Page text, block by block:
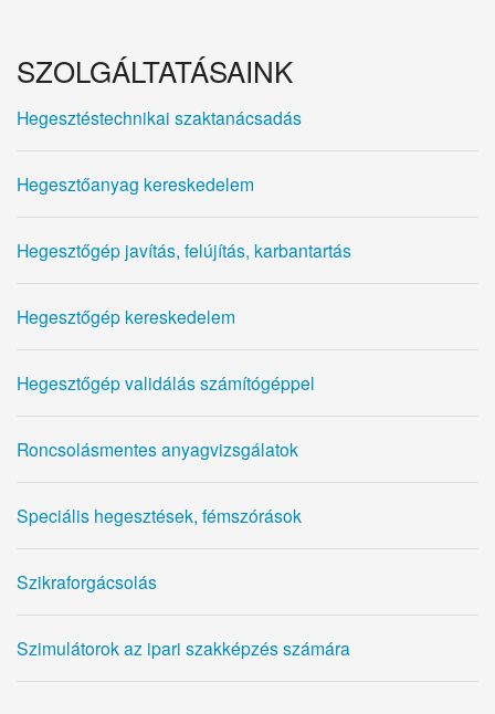
SZOLGÁLTATÁSAINK
Hegesztéstechnikai szaktanácsadás
Hegesztőanyag kereskedelem
Hegesztőgép javítás, felújítás, karbantartás
Hegesztőgép kereskedelem
Hegesztőgép validálás számítógéppel
Roncsolásmentes anyagvizsgálatok
Speciális hegesztések, fémszórások
Szikraforgácsolás
Szimulátorok az ipari szakképzés számára